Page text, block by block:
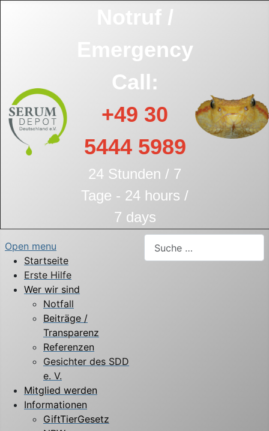
Notruf /
Emergency
Call:
+49 30
5444 5989
24 Stunden / 7
Tage - 24 hours /
7 days
Open menu
Startseite
Erste Hilfe
Wer wir sind
Notfall
Beiträge /
Transparenz
Referenzen
Gesichter des SDD
e. V.
Mitglied werden
Informationen
GiftTierGesetz